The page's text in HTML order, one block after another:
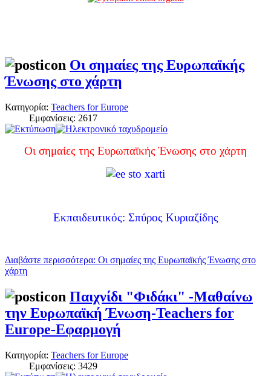
Οι σημαίες της Ευρωπαϊκής
Ένωσης στο χάρτη
Κατηγορία: Teachers for Europe
Εμφανίσεις: 2617
Οι σημαίες της Ευρωπαϊκής Ένωσης στο χάρτη
Εκπαιδευτικός: Σπύρος Κυριαζίδης
Διαβάστε περισσότερα: Οι σημαίες της Ευρωπαϊκής Ένωσης στο
χάρτη
Παιχνίδι "Φιδάκι" -Μαθαίνω
την Ευρωπαϊκή Ένωση-Teachers for
Europe-Εφαρμογή
Κατηγορία: Teachers for Europe
Εμφανίσεις: 3429